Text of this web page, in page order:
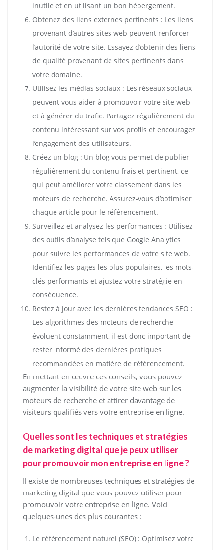
inutile et en utilisant un bon hébergement.
Obtenez des liens externes pertinents : Les liens
provenant d’autres sites web peuvent renforcer
l’autorité de votre site. Essayez d’obtenir des liens
de qualité provenant de sites pertinents dans
votre domaine.
Utilisez les médias sociaux : Les réseaux sociaux
peuvent vous aider à promouvoir votre site web
et à générer du trafic. Partagez régulièrement du
contenu intéressant sur vos profils et encouragez
l’engagement des utilisateurs.
Créez un blog : Un blog vous permet de publier
régulièrement du contenu frais et pertinent, ce
qui peut améliorer votre classement dans les
moteurs de recherche. Assurez-vous d’optimiser
chaque article pour le référencement.
Surveillez et analysez les performances : Utilisez
des outils d’analyse tels que Google Analytics
pour suivre les performances de votre site web.
Identifiez les pages les plus populaires, les mots-
clés performants et ajustez votre stratégie en
conséquence.
Restez à jour avec les dernières tendances SEO :
Les algorithmes des moteurs de recherche
évoluent constamment, il est donc important de
rester informé des dernières pratiques
recommandées en matière de référencement.
En mettant en œuvre ces conseils, vous pouvez
augmenter la visibilité de votre site web sur les
moteurs de recherche et attirer davantage de
visiteurs qualifiés vers votre entreprise en ligne.
Quelles sont les techniques et stratégies
de marketing digital que je peux utiliser
pour promouvoir mon entreprise en ligne ?
Il existe de nombreuses techniques et stratégies de
marketing digital que vous pouvez utiliser pour
promouvoir votre entreprise en ligne. Voici
quelques-unes des plus courantes :
Le référencement naturel (SEO) : Optimisez votre